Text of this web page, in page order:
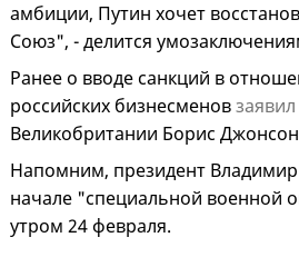
амбиции, Путин хочет
Союз", - делится
Ранее о вводе санкций в
российских бизнесменовзаявил
Великобритании Борис
Напомним, президент
начале "специальной военной
утром 24 февраля.